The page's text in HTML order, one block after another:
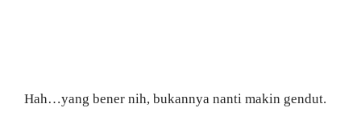
Hah…yang bener nih, bukannya nanti makin gendut.